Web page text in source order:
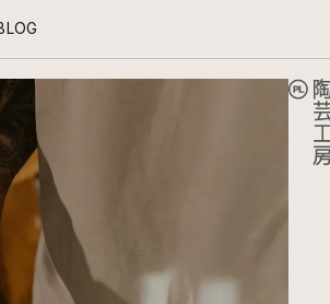
KNOW HOW
JAK DBAĆ O CERAMIKĘ, KTÓRĄ KOCHASZ —
TROSKI.